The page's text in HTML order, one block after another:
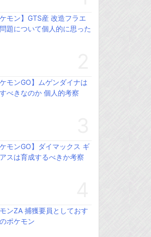
ケモン】GTS産 改造フラエ
題について個人的に思った
ケモンGO】ムゲンダイナは
べきなのか 個人的考察
ケモンGO】ダイマックス ギ
スは育成するべきか考察
ンZA 捕獲要員としておす
ポケモン